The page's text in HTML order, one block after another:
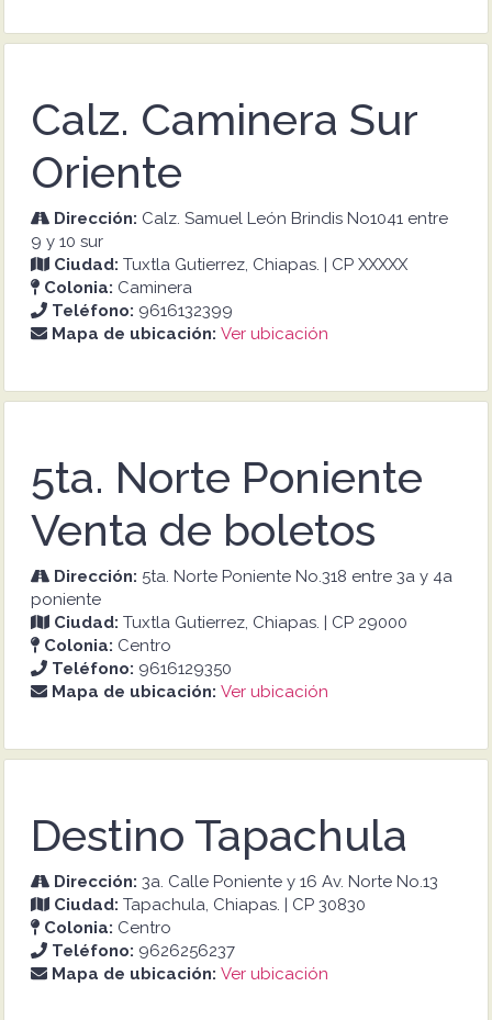
Calz. Caminera Sur
Oriente
Dirección: Calz. Samuel León Brindis No1041 entre
9 y 10 sur
Ciudad: Tuxtla Gutierrez, Chiapas. | CP XXXXX
Colonia: Caminera
Teléfono: 9616132399
Mapa de ubicación: Ver ubicación
5ta. Norte Poniente
Venta de boletos
Dirección: 5ta. Norte Poniente No.318 entre 3a y 4a
poniente
Ciudad: Tuxtla Gutierrez, Chiapas. | CP 29000
Colonia: Centro
Teléfono: 9616129350
Mapa de ubicación: Ver ubicación
Destino Tapachula
Dirección: 3a. Calle Poniente y 16 Av. Norte No.13
Ciudad: Tapachula, Chiapas. | CP 30830
Colonia: Centro
Teléfono: 9626256237
Mapa de ubicación: Ver ubicación